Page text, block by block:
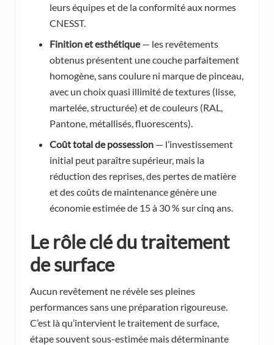
leurs équipes et de la conformité aux normes
CNESST.
Finition et esthétique— les revêtements
obtenus présentent une couche parfaitement
homogène, sans coulure ni marque de pinceau,
avec un choix quasi illimité de textures (lisse,
martelée, structurée) et de couleurs (RAL,
Pantone, métallisés, fluorescents).
Coût total de possession — l’investissement
initial peut paraître supérieur, mais la
réduction des reprises, des pertes de matière
et des coûts de maintenance génère une
économie estimée de 15 à 30 % sur cinq ans.
Le rôle clé du traitement
de surface
Aucun revêtement ne révèle ses pleines
performances sans une préparation rigoureuse.
C’est là qu’intervient le traitement de surface,
étape souvent sous-estimée mais déterminante